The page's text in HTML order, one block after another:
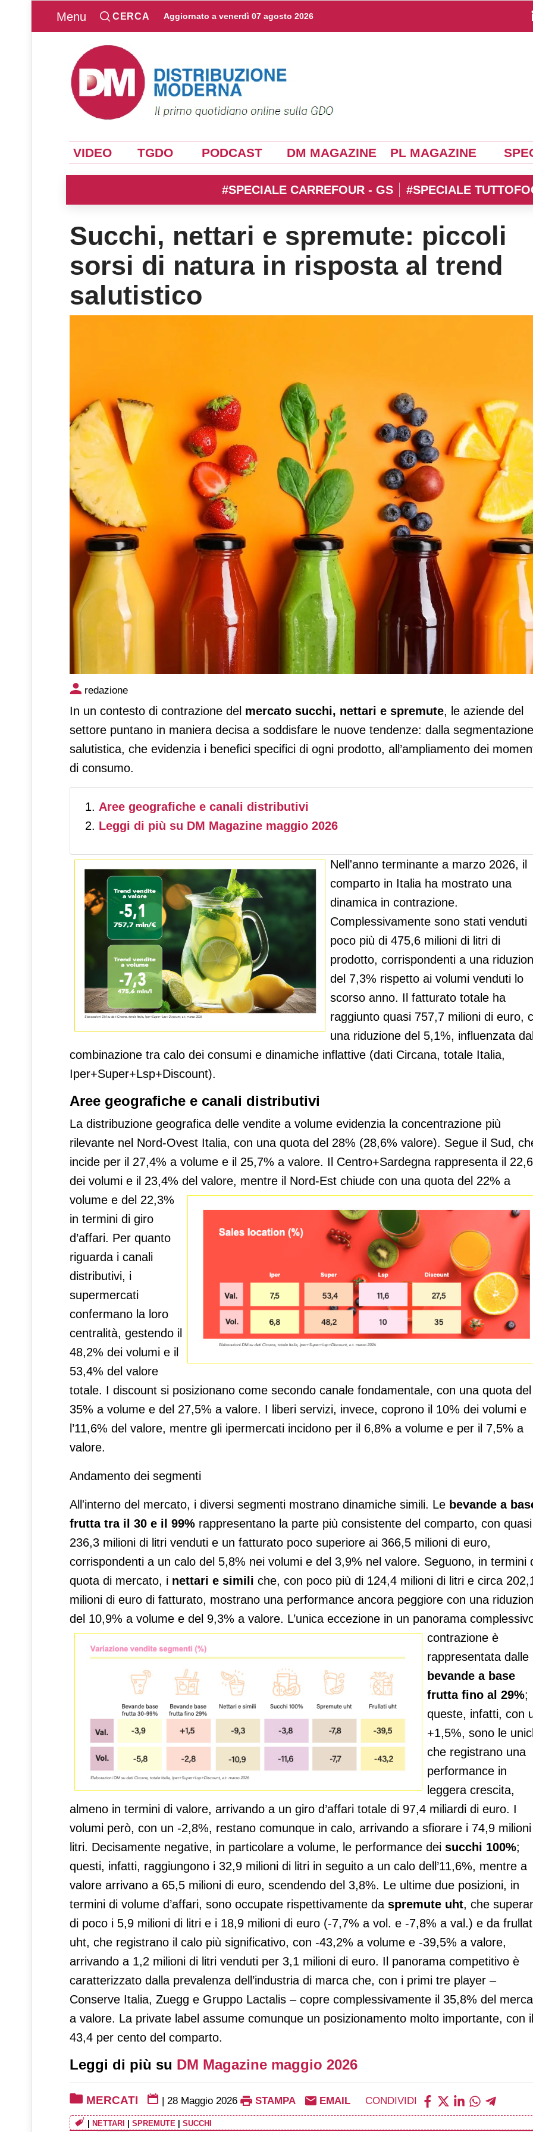
Menu CERCA Aggiornato a venerdì 07 agosto 2026
VIDEO TGDO PODCAST DM MAGAZINE PL MAGAZINE
#SPECIALE CARREFOUR - GS #SPECIALE
Succhi, nettari e spremute: piccoli
sorsi di natura in risposta al trend
salutistico
Succhi, nettari e spremute: piccoli sorsi di natura in risposta al trend
salutistico
redazione
In un contesto di contrazione del mercato succhi, nettari e spremute, le aziende del
settore puntano in maniera decisa a soddisfare le nuove tendenze: dalla segmentazione
salutistica, che evidenzia i benefici specifici di ogni prodotto, all’ampliamento dei
di consumo.
Aree geografiche e canali distributivi
Leggi di più su DM Magazine maggio 2026
Nell'anno terminante a marzo 2026, il
comparto in Italia ha mostrato una
dinamica in contrazione.
Complessivamente sono stati venduti
poco più di 475,6 milioni di litri di
prodotto, corrispondenti a una
del 7,3% rispetto ai volumi venduti lo
scorso anno. Il fatturato totale ha
raggiunto quasi 757,7 milioni di euro,
una riduzione del 5,1%, influenzata
combinazione tra calo dei consumi e dinamiche inflattive (dati Circana, totale Italia,
Iper+Super+Lsp+Discount).
Aree geografiche e canali distributivi
La distribuzione geografica delle vendite a volume evidenzia la concentrazione più
rilevante nel Nord-Ovest Italia, con una quota del 28% (28,6% valore). Segue il Sud,
incide per il 27,4% a volume e il 25,7% a valore. Il Centro+Sardegna rappresenta il
dei volumi e il 23,4% del valore, mentre il Nord-Est chiude con una quota del 22% a
volume e del 22,3%
in termini di giro
d’affari. Per quanto
riguarda i canali
distributivi, i
supermercati
confermano la loro
centralità, gestendo il
48,2% dei volumi e il
53,4% del valore
totale. I discount si posizionano come secondo canale fondamentale, con una quota del
35% a volume e del 27,5% a valore. I liberi servizi, invece, coprono il 10% dei volumi e
l’11,6% del valore, mentre gli ipermercati incidono per il 6,8% a volume e per il 7,5% a
valore.
Andamento dei segmenti
All'interno del mercato, i diversi segmenti mostrano dinamiche simili. Le bevande a
frutta tra il 30 e il 99% rappresentano la parte più consistente del comparto, con quasi
236,3 milioni di litri venduti e un fatturato poco superiore ai 366,5 milioni di euro,
corrispondenti a un calo del 5,8% nei volumi e del 3,9% nel valore. Seguono, in termini
quota di mercato, i nettari e simili che, con poco più di 124,4 milioni di litri e circa
milioni di euro di fatturato, mostrano una performance ancora peggiore con una
del 10,9% a volume e del 9,3% a valore. L’unica eccezione in un panorama
contrazione è
rappresentata dalle
bevande a base
frutta fino al 29%;
queste, infatti, con
+1,5%, sono le
che registrano una
performance in
leggera crescita,
almeno in termini di valore, arrivando a un giro d’affari totale di 97,4 miliardi di euro. I
volumi però, con un -2,8%, restano comunque in calo, arrivando a sfiorare i 74,9
litri. Decisamente negative, in particolare a volume, le performance dei succhi 100%;
questi, infatti, raggiungono i 32,9 milioni di litri in seguito a un calo dell’11,6%, mentre a
valore arrivano a 65,5 milioni di euro, scendendo del 3,8%. Le ultime due posizioni, in
termini di volume d’affari, sono occupate rispettivamente da spremute uht, che
di poco i 5,9 milioni di litri e i 18,9 milioni di euro (-7,7% a vol. e -7,8% a val.) e da
uht, che registrano il calo più significativo, con -43,2% a volume e -39,5% a valore,
arrivando a 1,2 milioni di litri venduti per 3,1 milioni di euro. Il panorama competitivo è
caratterizzato dalla prevalenza dell’industria di marca che, con i primi tre player –
Conserve Italia, Zuegg e Gruppo Lactalis – copre complessivamente il 35,8% del
a valore. La private label assume comunque un posizionamento molto importante, con il
43,4 per cento del comparto.
Leggi di più su DM Magazine maggio 2026
MERCATI | 28 Maggio 2026 STAMPA EMAIL CONDIVIDI
NETTARI SPREMUTE SUCCHI